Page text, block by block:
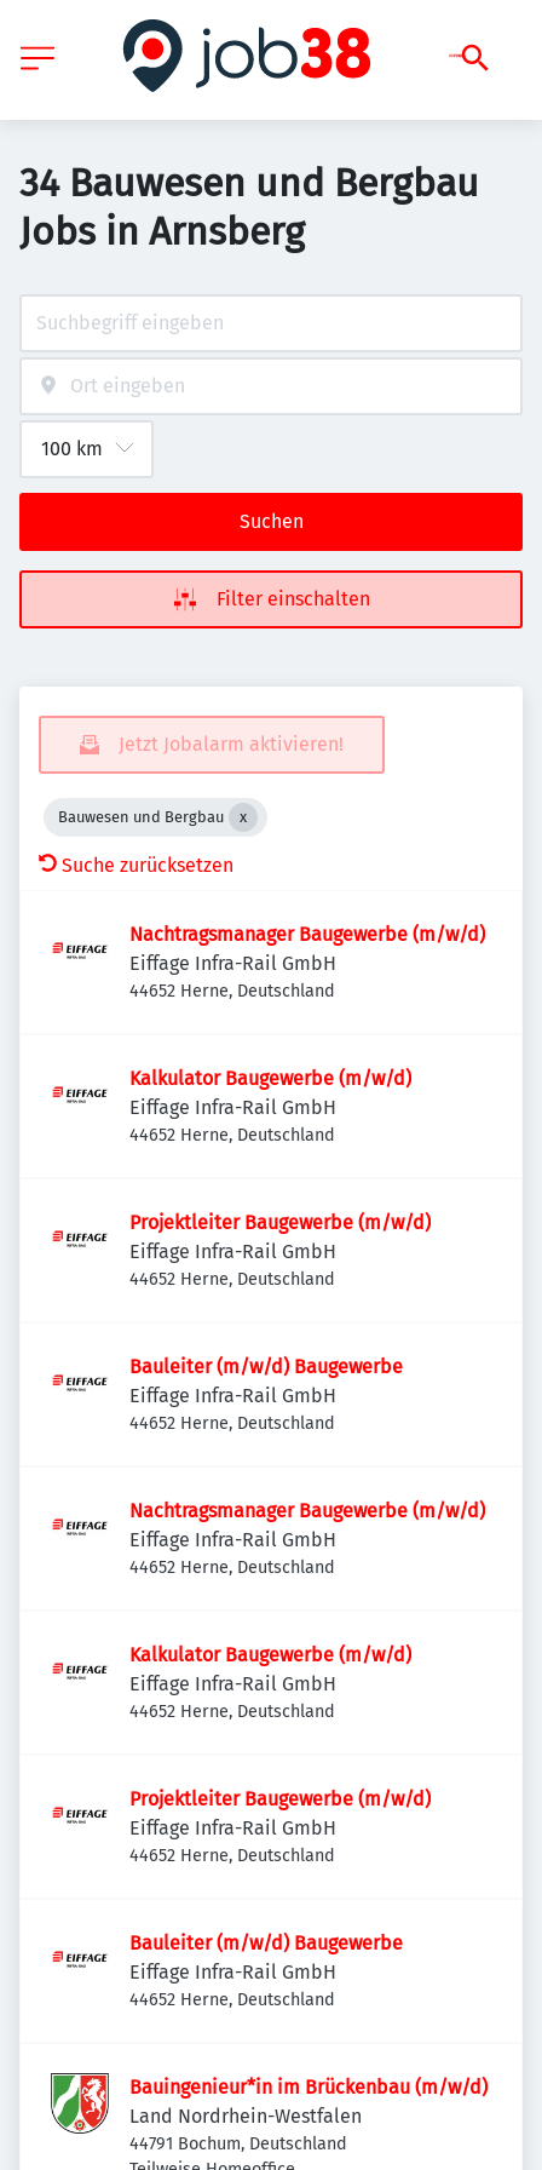
34 Bauwesen und Bergbau
Jobs in Arnsberg
Suchen
Filter einschalten
Jetzt Jobalarm aktivieren!
Bauwesen und Bergbau
Suche zurücksetzen
Nachtragsmanager Baugewerbe (m/w/d)
Eiffage Infra-Rail GmbH
44652 Herne, Deutschland
Kalkulator Baugewerbe (m/w/d)
Eiffage Infra-Rail GmbH
44652 Herne, Deutschland
Projektleiter Baugewerbe (m/w/d)
Eiffage Infra-Rail GmbH
44652 Herne, Deutschland
Bauleiter (m/w/d) Baugewerbe
Eiffage Infra-Rail GmbH
44652 Herne, Deutschland
Nachtragsmanager Baugewerbe (m/w/d)
Eiffage Infra-Rail GmbH
44652 Herne, Deutschland
Kalkulator Baugewerbe (m/w/d)
Eiffage Infra-Rail GmbH
44652 Herne, Deutschland
Projektleiter Baugewerbe (m/w/d)
Eiffage Infra-Rail GmbH
44652 Herne, Deutschland
Bauleiter (m/w/d) Baugewerbe
Eiffage Infra-Rail GmbH
44652 Herne, Deutschland
Bauingenieur*in im Brückenbau (m/w/d)
Land Nordrhein-Westfalen
44791 Bochum, Deutschland